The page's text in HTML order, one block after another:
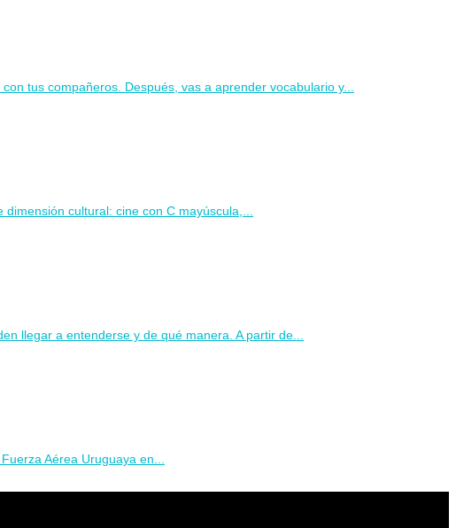
tus compañeros. Después, vas a aprender vocabulario y...
cultural: cine con C mayúscula,...
llegar a entenderse y de qué manera. A partir de...
Aérea Uruguaya en...